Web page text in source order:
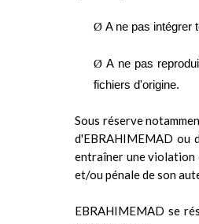
Ø A ne pas intégrer
ØA ne pas
fichiers d'origine.
Sous réserve
d'EBRAHIMEMAD ou
entraîner une violation
et/ou pénale de son
EBRAHIMEMAD se